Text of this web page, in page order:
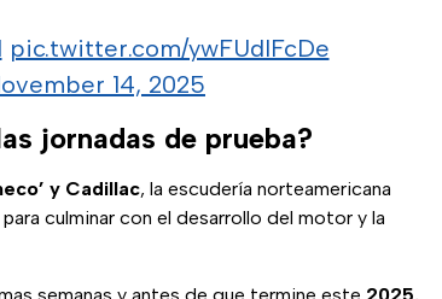
pic.twitter.com/ywFUdlFcDe
14, 2025
jornadas de prueba?
y Cadillac, la escudería norteamericana
culminar con el desarrollo del motor y la